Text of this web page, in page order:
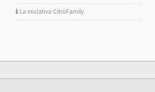
La iniciativa CitröFamily